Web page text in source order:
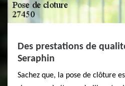
Des prestations de
Seraphin
Sachez que, la pose de clôture